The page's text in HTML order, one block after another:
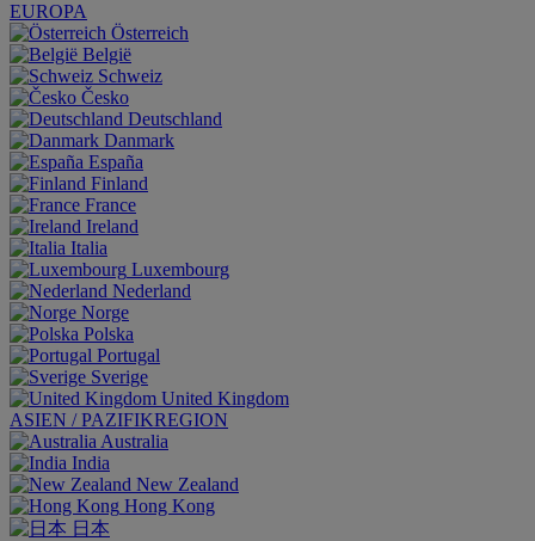
EUROPA
Österreich
België
Schweiz
Česko
Deutschland
Danmark
España
Finland
France
Ireland
Italia
Luxembourg
Nederland
Norge
Polska
Portugal
Sverige
United Kingdom
ASIEN / PAZIFIKREGION
Australia
India
New Zealand
Hong Kong
日本